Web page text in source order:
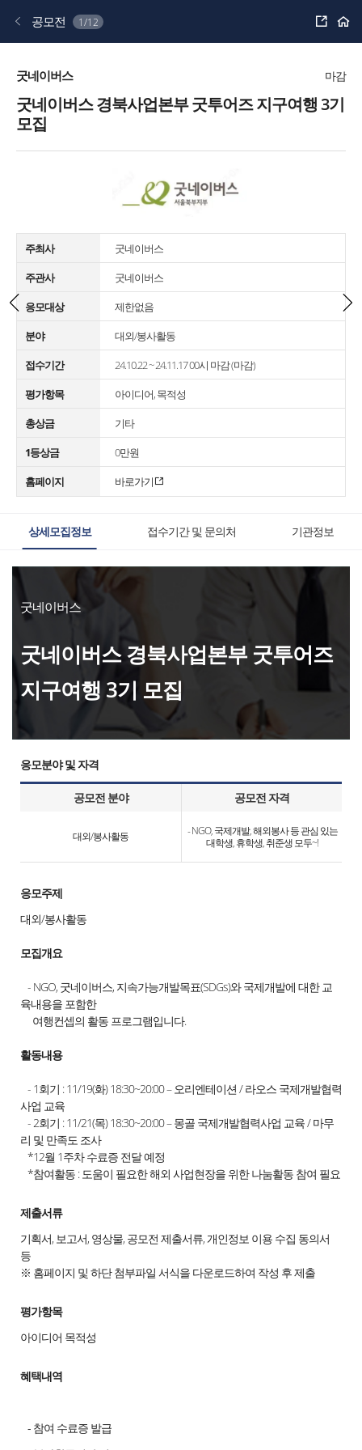
공모전 1/12 공
하
홈
굿네이버스 마감
굿네이버스 경북사업본부 굿투어즈 지구여행 3기
모집
주최사
굿네이버스
주관사
굿네이버스
응모대상
제한없음
분야
대외/봉사활동
접수기간
24.10.22 ~ 24.11.17 00시 마감 (마감)
평가항목
아이디어, 목적성
총상금
기타
1등상금
0만원
홈페이지
바로가기
상세모집정보 접수기간 및 문의처 기관정보
굿네이버스
굿네이버스 경북사업본부 굿투어즈
지구여행 3기 모집
응모분야 및 자격
공모전 분야 공모전 자격
대외/봉사활동
- NGO, 국제개발, 해외봉사 등 관심 있는
대학생, 휴학생, 취준생 모두~!
응모주제
대외/봉사활동
모집개요
- NGO, 굿네이버스, 지속가능개발목표(SDGs)와 국제개발에 대한 교
육내용을 포함한
여행컨셉의 활동 프로그램입니다.
활동내용
- 1회기 : 11/19(화) 18:30~20:00 – 오리엔테이션 / 라오스 국제개발협력
사업 교육
- 2회기 : 11/21(목) 18:30~20:00 – 몽골 국제개발협력사업 교육 / 마무
리 및 만족도 조사
*12월 1주차 수료증 전달 예정
*참여활동 : 도움이 필요한 해외 사업현장을 위한 나눔활동 참여 필요
제출서류
기획서, 보고서, 영상물, 공모전 제출서류, 개인정보 이용 수집 동의서
등
※ 홈페이지 및 하단 첨부파일 서식을 다운로드하여 작성 후 제출
평가항목
아이디어 목적성
혜택내역
- 참여 수료증 발급